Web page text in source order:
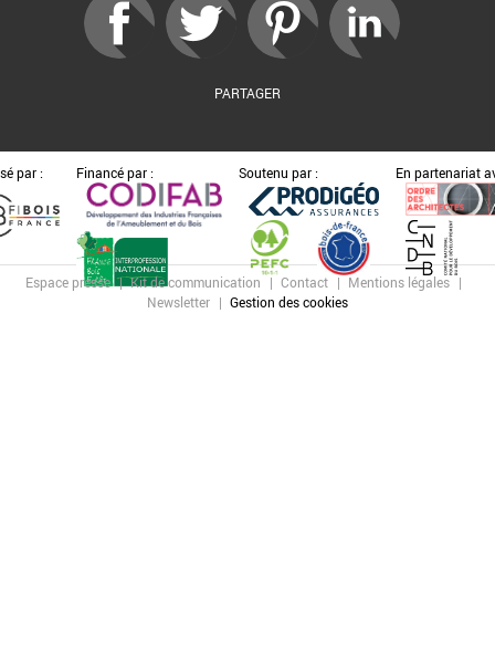
PARTAGER
par : Financé par : Soutenu par : En partenariat
Espace presse Kit de communication Contact
Mentions légales
Newsletter
Gestion des cookies